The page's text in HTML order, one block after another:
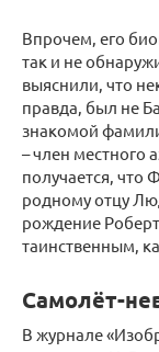
Впрочем, его
так и не
выяснили, что
правда, был не
знакомой
– член местного
получается, что
родному отцу
рождение
таинственным,
Самолёт-
В журнале